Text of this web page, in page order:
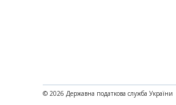
© 2026 Державна податкова служба України